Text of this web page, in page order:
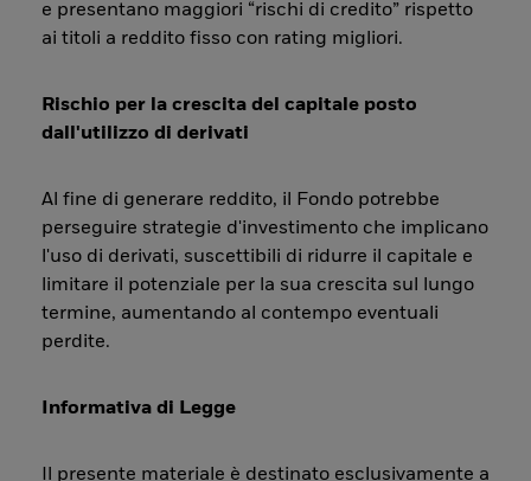
e presentano maggiori “rischi di credito” rispetto
ai titoli a reddito fisso con rating migliori.
Rischio per la crescita del capitale posto
dall'utilizzo di derivati
Al fine di generare reddito, il Fondo potrebbe
perseguire strategie d'investimento che implicano
l'uso di derivati, suscettibili di ridurre il capitale e
limitare il potenziale per la sua crescita sul lungo
termine, aumentando al contempo eventuali
perdite.
Informativa di Legge
Il presente materiale è destinato esclusivamente a